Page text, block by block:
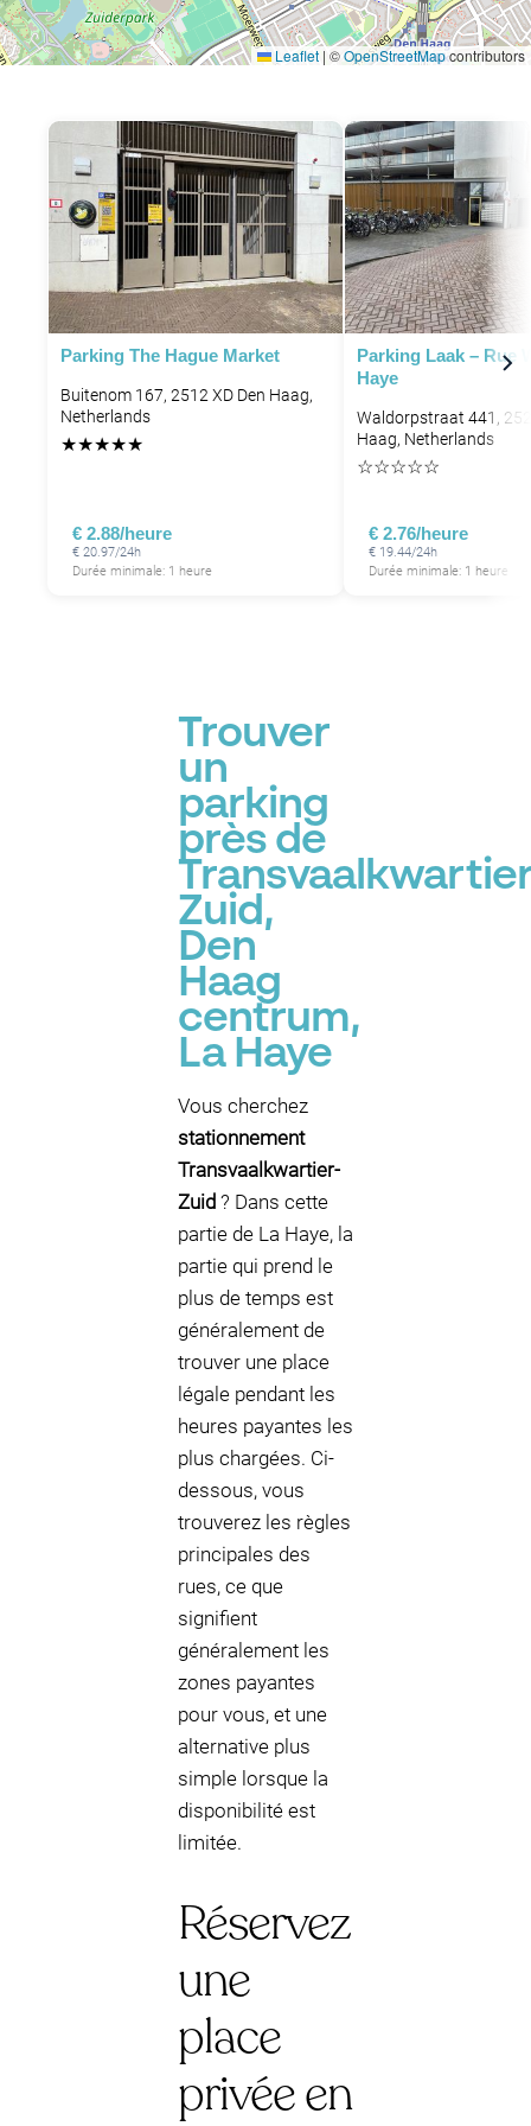
Leaflet | ©OpenStreetMapcontributors
Parking The Hague Market
Buitenom 167, 2512 XD Den Haag,
Netherlands
★★★★★
€ 2.88/heure
€ 20.97/24h
Durée minimale: 1 heure
Parking Laak – Rue
Haye
Waldorpstraat 441,
Haag, Netherlands
☆☆☆☆☆
€ 2.76/heure
€ 19.44/24h
Durée minimale: 1 heure
Trouver
un
parking
près de
Zuid,
Den
Haag
centrum,
La Haye
Vous cherchez
stationnement
Transvaalkwartier-
Zuid ? Dans cette
partie de La Haye, la
partie qui prend le
plus de temps est
généralement de
trouver une place
légale pendant les
heures payantes les
plus chargées. Ci-
dessous, vous
trouverez les règles
principales des
rues, ce que
signifient
généralement les
zones payantes
pour vous, et une
alternative plus
simple lorsque la
disponibilité est
limitée.
Réservez
une
place
privée en